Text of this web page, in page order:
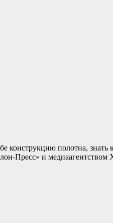
конструкцию полотна,
и медиаагентством